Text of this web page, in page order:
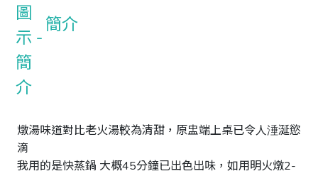
簡介
燉湯味道對比老火湯較為清甜，原盅端上桌已令人涶涎慾
滴
我用的是快蒸鍋 大概45分鐘已出色出味，如用明火燉2-